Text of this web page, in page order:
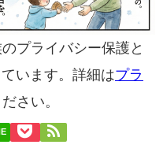
プライバシー保護と
います。詳細はプラ
さい。